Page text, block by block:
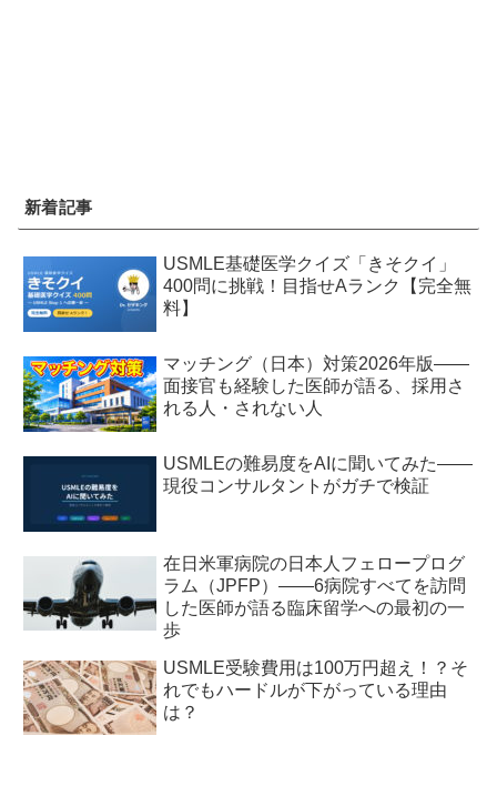
新着記事
USMLE基礎医学クイズ「きそクイ」
400問に挑戦！目指せAランク【完全無
料】
マッチング（日本）対策2026年版——
面接官も経験した医師が語る、採用さ
れる人・されない人
USMLEの難易度をAIに聞いてみた——
現役コンサルタントがガチで検証
在日米軍病院の日本人フェロープログ
ラム（JPFP）——6病院すべてを訪問
した医師が語る臨床留学への最初の一
歩
USMLE受験費用は100万円超え！？そ
れでもハードルが下がっている理由
は？